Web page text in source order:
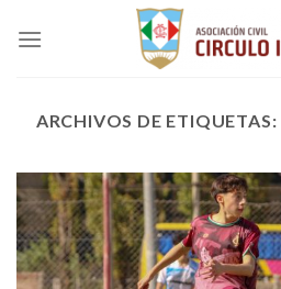
ARCHIVOS DE ETIQUETAS: